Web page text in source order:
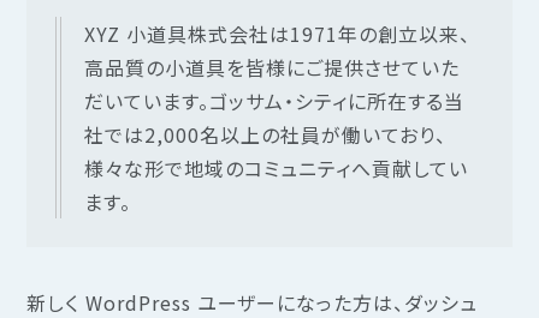
XYZ 小道具株式会社は1971年の創立以来、
高品質の小道具を皆様にご提供させていた
だいています。ゴッサム・シティに所在する当
社では2,000名以上の社員が働いており、
様々な形で地域のコミュニティへ貢献してい
ます。
新しく WordPress ユーザーになった方は、 ダッシュ